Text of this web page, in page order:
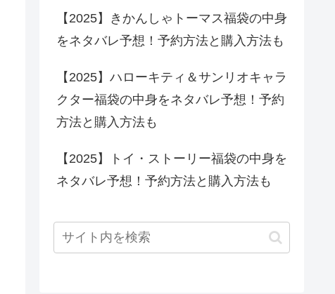
【2025】きかんしゃトーマス福袋の中身
をネタバレ予想！予約方法と購入方法も
【2025】ハローキティ＆サンリオキャラ
クター福袋の中身をネタバレ予想！予約
方法と購入方法も
【2025】トイ・ストーリー福袋の中身を
ネタバレ予想！予約方法と購入方法も